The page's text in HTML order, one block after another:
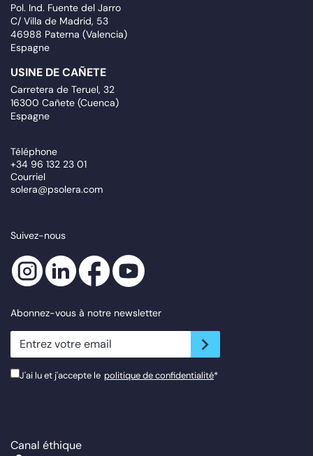
Pol. Ind. Fuente del Jarro
C/ Villa de Madrid, 53
46988 Paterna (Valencia)
Espagne
USINE DE CAÑETE
Carretera de Teruel, 32
16300 Cañete (Cuenca)
Espagne
Téléphone
+34 96 132 23 01
Courriel
solera@psolera.com
Suivez-nous
Abonnez-vous à notre newsletter
newsletter.suscribe
J'ai lu et j'accepte le politique de confidentialité*
Canal éthique